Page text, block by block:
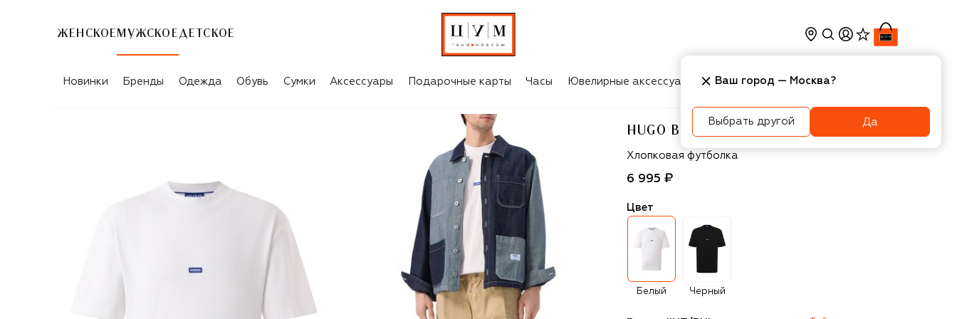
ЖЕНСКОЕ МУЖСКОЕ ДЕТСКОЕ
Новинки Бренды Одежда Обувь Сумки Аксессуары Подарочные карты Часы Ювелирные аксессуары Косметика Интерьер
HUGO BLUE
HUGO Blue
Хлопковая футболка
6 995 ₽
Цвет
Белый Черный
Ваш город — Москва?
Выбрать другой Да